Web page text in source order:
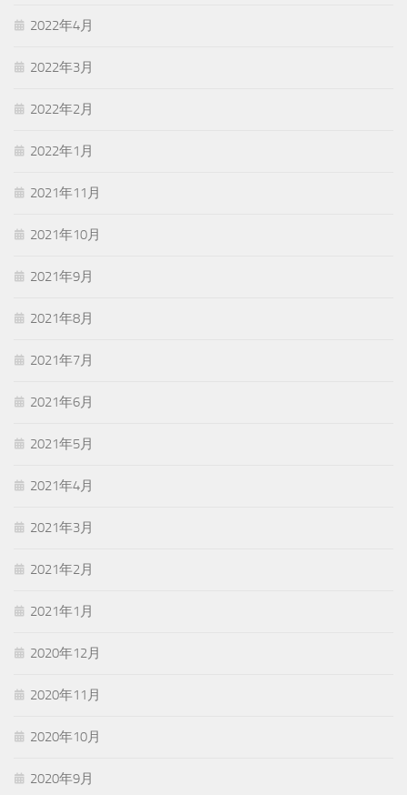
2022年4月
2022年3月
2022年2月
2022年1月
2021年11月
2021年10月
2021年9月
2021年8月
2021年7月
2021年6月
2021年5月
2021年4月
2021年3月
2021年2月
2021年1月
2020年12月
2020年11月
2020年10月
2020年9月